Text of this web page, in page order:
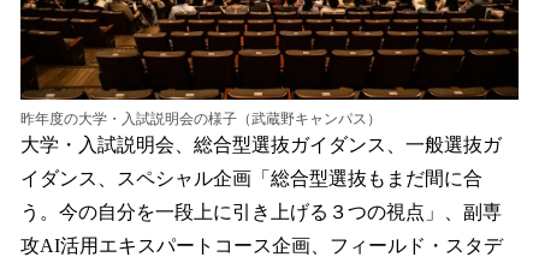
昨年度の大学・入試説明会の様子（武蔵野キャンパス）
大学・入試説明会、総合型選抜ガイダンス、一般選抜ガ
イダンス、スペシャル企画「総合型選抜もまだ間に合
う。今の自分を一段上に引き上げる３つの視点」、副専
攻AI活用エキスパートコース企画、フィールド・スタデ